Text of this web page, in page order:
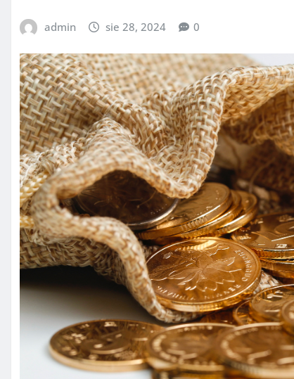
admin sie 28, 2024 0